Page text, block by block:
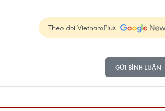
Theo dõi VietnamPlus
GỬI BÌNH LUẬN